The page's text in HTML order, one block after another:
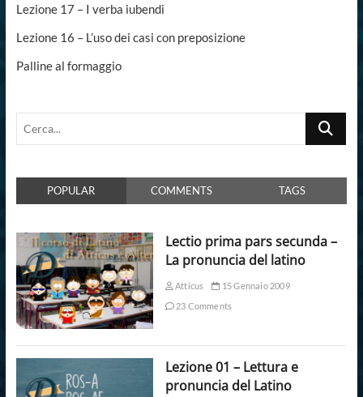
Lezione 17 – I verba iubendi
Lezione 16 – L’uso dei casi con preposizione
Palline al formaggio
Cerca...
POPULAR COMMENTS TAGS
Lectio prima pars secunda –
La pronuncia del latino
Atticus
15 Gennaio 2009
23 Comments
Lezione 01 – Lettura e
pronuncia del Latino